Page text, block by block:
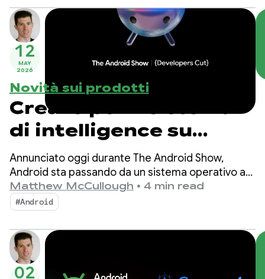
l'ecosistema in espansione.
12
MAY
2026
Novità sui prodotti
Creare per il sistema
di intelligence su
Android
Annunciato oggi durante The Android Show,
Android sta passando da un sistema operativo a
un sistema di intelligence, creando maggiori
opportunità di coinvolgimento con le tue app.
Matthew McCullough • 4 min read
#Android
02